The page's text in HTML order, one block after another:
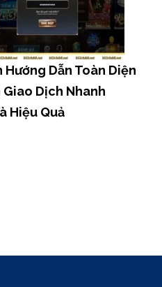
Dẫn Toàn Diện
Dịch Nhanh
Hiệu Quả